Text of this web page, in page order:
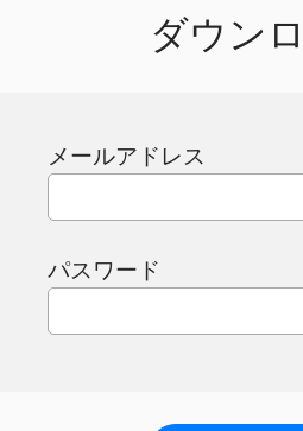
ダウン
メールアドレス
パスワード